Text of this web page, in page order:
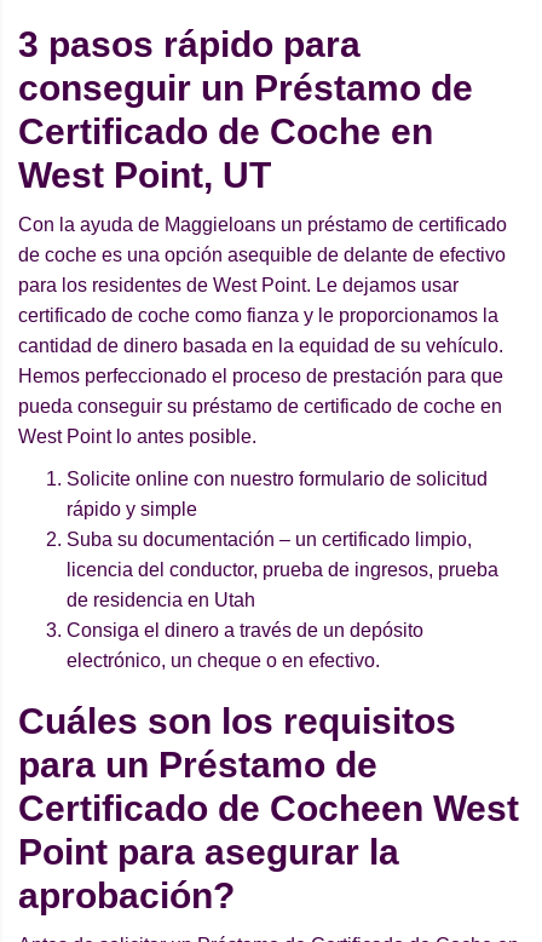
3 pasos rápido para
conseguir un Préstamo de
Certificado de Coche en
West Point, UT
Con la ayuda de Maggieloans un préstamo de certificado
de coche es una opción asequible de delante de efectivo
para los residentes de West Point. Le dejamos usar
certificado de coche como fianza y le proporcionamos la
cantidad de dinero basada en la equidad de su vehículo.
Hemos perfeccionado el proceso de prestación para que
pueda conseguir su préstamo de certificado de coche en
West Point lo antes posible.
Solicite online con nuestro formulario de solicitud
rápido y simple
Suba su documentación – un certificado limpio,
licencia del conductor, prueba de ingresos, prueba
de residencia en Utah
Consiga el dinero a través de un depósito
electrónico, un cheque o en efectivo.
Cuáles son los requisitos
para un Préstamo de
Certificado de Cocheen West
Point para asegurar la
aprobación?